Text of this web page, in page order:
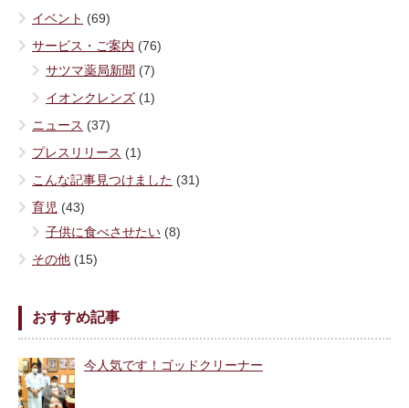
イベント (69)
サービス・ご案内 (76)
サツマ薬局新聞 (7)
イオンクレンズ (1)
ニュース (37)
プレスリリース (1)
こんな記事見つけました (31)
育児 (43)
子供に食べさせたい (8)
その他 (15)
おすすめ記事
今人気です！ゴッドクリーナー